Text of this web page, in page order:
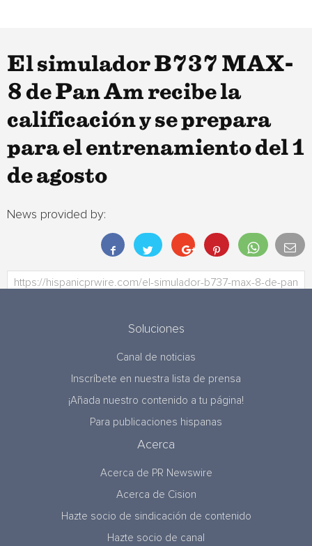
El simulador B737 MAX-
8 de Pan Am recibe la
calificación y se prepara
para el entrenamiento del 1
de agosto
News provided by:
Soluciones
Canal de noticias
Inscríbete en nuestra lista de prensa
¡Añada nuestro contenido a tu página!
Para publicaciones hispanas
Acerca
Acerca de PR Newswire
Acerca de Cision
Hazte socio de sindicación de contenido
Hazte socio de canal